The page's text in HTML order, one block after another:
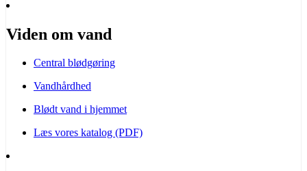
Viden om vand
Central blødgøring
Vandhårdhed
Blødt vand i hjemmet
Læs vores katalog (PDF)